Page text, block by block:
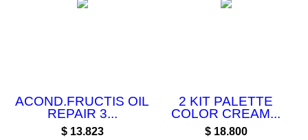
ACOND.FRUCTIS OIL
REPAIR 3...
Precio
$ 13.823
2 KIT PALETTE
COLOR CREAM...
Precio
$ 18.800